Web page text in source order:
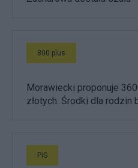
800 plus
Morawiecki proponuje
złotych. Środki dla rodzin
PiS